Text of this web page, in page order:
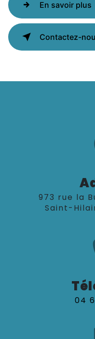
En savoir plus
Contactez-
973 rue la Burguerine - 30560
Saint-
04